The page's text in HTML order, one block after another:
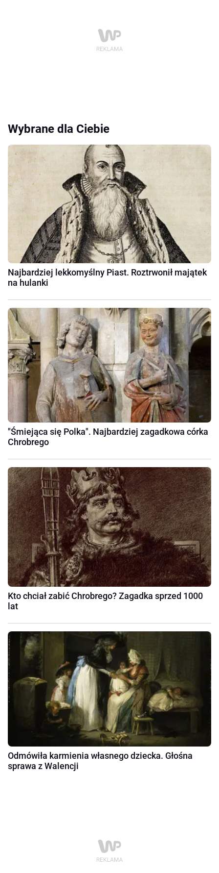
Wybrane dla Ciebie
Najbardziej lekkomyślny Piast. Roztrwonił majątek
na hulanki
"Śmiejąca się Polka". Najbardziej zagadkowa córka
Chrobrego
Kto chciał zabić Chrobrego? Zagadka sprzed 1000
lat
Odmówiła karmienia własnego dziecka. Głośna
sprawa z Walencji